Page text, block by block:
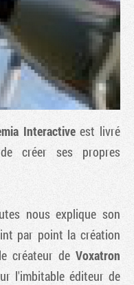
Interactiveest livré
créer ses propres
nous explique son
par point la création
créateur de Voxatron
l'imbitable éditeur de